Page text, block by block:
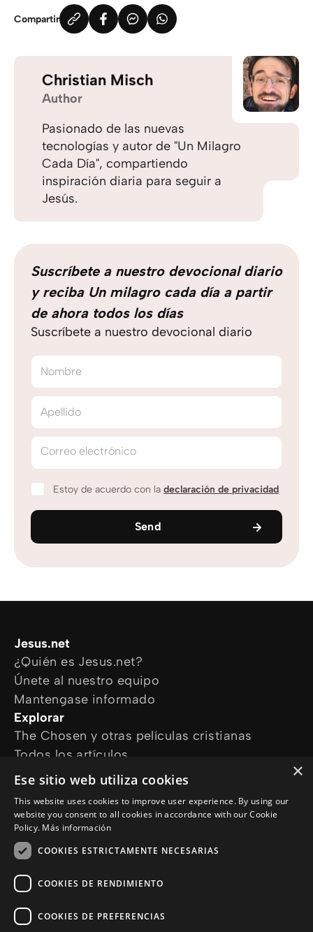
Compartir
Christian Misch
Author
Pasionado de las nuevas
tecnologías y autor de "Un Milagro
Cada Día", compartiendo
inspiración diaria para seguir a
Jesús.
Suscríbete a nuestro devocional diario
y reciba Un milagro cada día a partir
de ahora todos los días
Suscríbete a nuestro devocional diario
Nombre
Apellido
Correo electrónico
Estoy de acuerdo con la declaración de privacidad
Send
Jesus.net
¿Quién es Jesus.net?
Únete al nuestro equipo
Mantengase informado
Explorar
The Chosen y otras películas cristianas
Todos los artículos
Cursos online
¿Cómo podemos ayudarte?
Devocional diario
Necesito oración
Síguenos en
×
Ese sitio web utiliza cookies
This website uses cookies to improve user experience. By using our
website you consent to all cookies in accordance with our Cookie
Policy. Más información
COOKIES ESTRICTAMENTE NECESARIAS
COOKIES DE RENDIMIENTO
COOKIES DE PREFERENCIAS